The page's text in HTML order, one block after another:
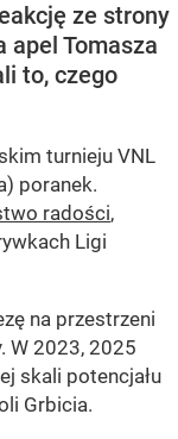
ze strony
Tomasza
to, czego
turnieju VNL
poranek.
radości,
Ligi
na przestrzeni
W 2023, 2025
skali potencjału
Grbicia.